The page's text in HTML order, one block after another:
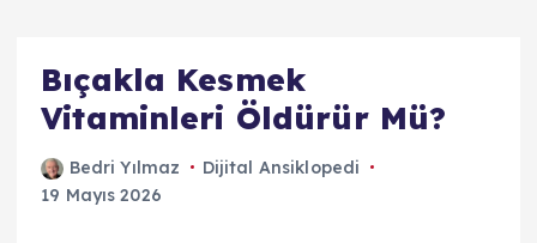
Bıçakla Kesmek
Vitaminleri Öldürür Mü?
Bedri Yılmaz
Dijital Ansiklopedi
19 Mayıs 2026